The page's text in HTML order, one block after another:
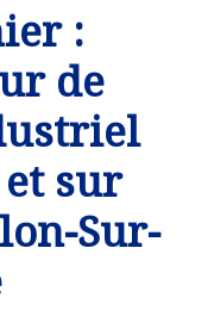
:
de
sur
Sur-